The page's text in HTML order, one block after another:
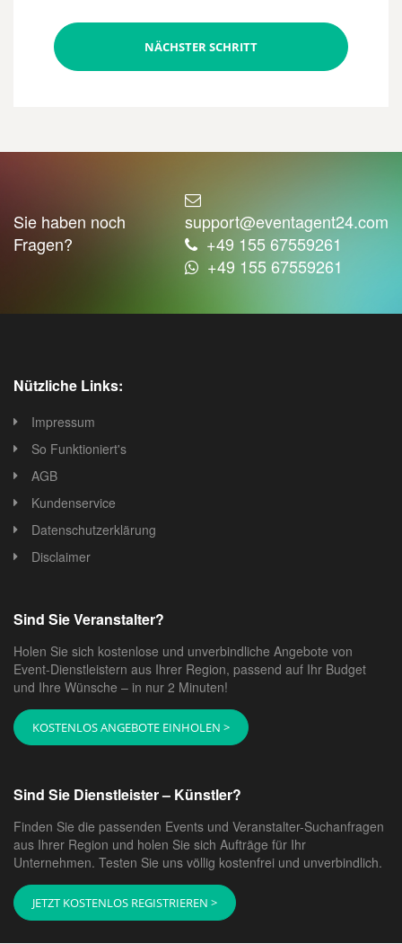
NÄCHSTER SCHRITT
Sie haben noch
Fragen?
support@eventagent24.com
+49 155 67559261
+49 155 67559261
Nützliche Links:
Impressum
So Funktioniert's
AGB
Kundenservice
Datenschutzerklärung
Disclaimer
Sind Sie Veranstalter?
Holen Sie sich kostenlose und unverbindliche Angebote von
Event-Dienstleistern aus Ihrer Region, passend auf Ihr Budget
und Ihre Wünsche – in nur 2 Minuten!
KOSTENLOS ANGEBOTE EINHOLEN >
Sind Sie Dienstleister – Künstler?
Finden Sie die passenden Events und Veranstalter-Suchanfragen
aus Ihrer Region und holen Sie sich Aufträge für Ihr
Unternehmen. Testen Sie uns völlig kostenfrei und unverbindlich.
JETZT KOSTENLOS REGISTRIEREN >